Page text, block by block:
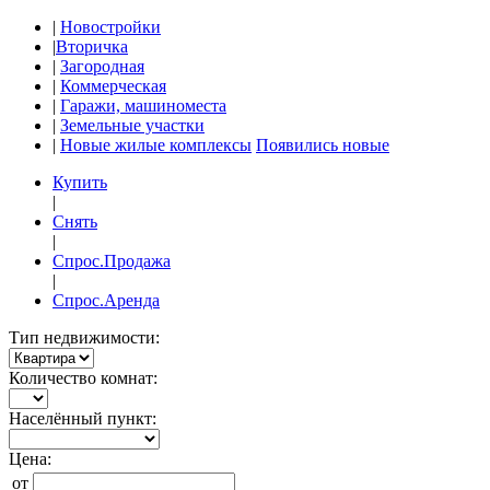
| Новостройки
|Вторичка
| Загородная
| Коммерческая
| Гаражи, машиноместа
| Земельные участки
| Новые жилые комплексы Появились новые
Купить
|
Снять
|
Спрос.Продажа
|
Спрос.Аренда
Тип недвижимости:
Количество комнат:
Населённый пункт:
Цена:
от